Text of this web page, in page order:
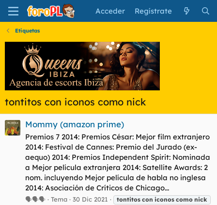
Acceder Regístrate
Etiquetas
tontitos con iconos como nick
Mommy (amazon prime)
Premios 7 2014: Premios César: Mejor film extranjero
2014: Festival de Cannes: Premio del Jurado (ex-
aequo) 2014: Premios Independent Spirit: Nominada
a Mejor película extranjera 2014: Satellite Awards: 2
nom. incluyendo Mejor película de habla no inglesa
2014: Asociación de Críticos de Chicago...
🗣🗣🗣 Tema 30 Dic 2021 tontitos con iconos como nick